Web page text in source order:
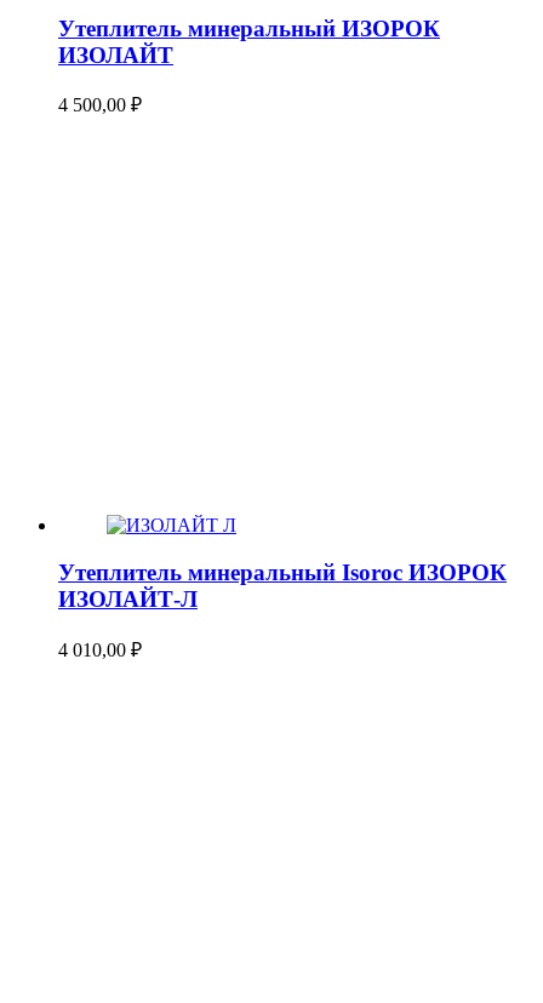
Утеплитель минеральный ИЗОРОК
ИЗОЛАЙТ
4 500,00 ₽
Утеплитель минеральный Isoroc ИЗОРОК
ИЗОЛАЙТ-Л
4 010,00 ₽